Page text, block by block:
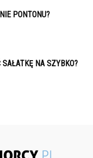
PONTONU?
NA SZYBKO?